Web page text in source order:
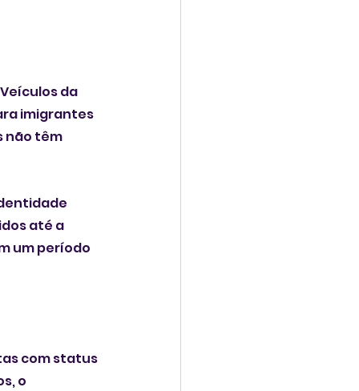
da
imigrantes
não têm
até a
um período
com status
o